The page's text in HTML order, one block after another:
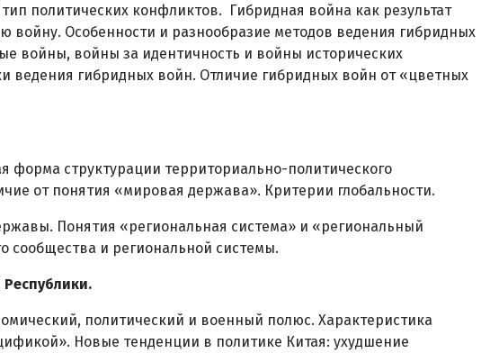
политических конфликтов. Гибридная война как результат
Особенности и разнообразие методов ведения гибридных
войны, войны за идентичность и войны исторических
ведения гибридных войн. Отличие гибридных войн от «цветных
форма структурации территориально-политического
от понятия «мировая держава». Критерии глобальности.
Понятия «региональная система» и «региональный
сообщества и региональной системы.
политический и военный полюс. Характеристика
Новые тенденции в политике Китая: ухудшение